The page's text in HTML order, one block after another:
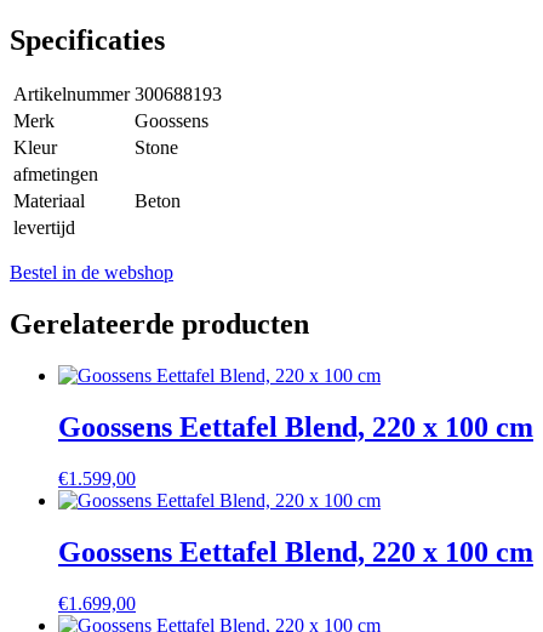
Specificaties
Artikelnummer 300688193
Merk
Goossens
Kleur
Stone
afmetingen
Materiaal
Beton
levertijd
Bestel in de webshop
Gerelateerde producten
Goossens Eettafel Blend, 220 x 100 cm
€1.599,00
Goossens Eettafel Blend, 220 x 100 cm
€1.699,00